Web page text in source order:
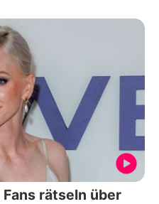
rätseln über